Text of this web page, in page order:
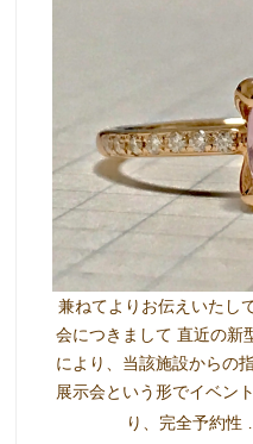
兼ねてよりお伝えいたし
会につきまして 直近の新
により、当該施設からの
展示会という形でイベン
り、完全予約性